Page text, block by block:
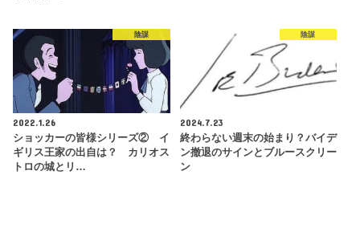
陰謀
2022.1.26
ショッカーの皆様シリーズ② イ
ギリス王家の出自は？ カリオス
トロの城とリ…
陰謀
2024.7.23
終わらない週末の始まり？バイデ
ン撤退のサインとブルースクリー
ン